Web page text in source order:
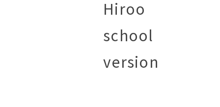
Hiroo
school
version